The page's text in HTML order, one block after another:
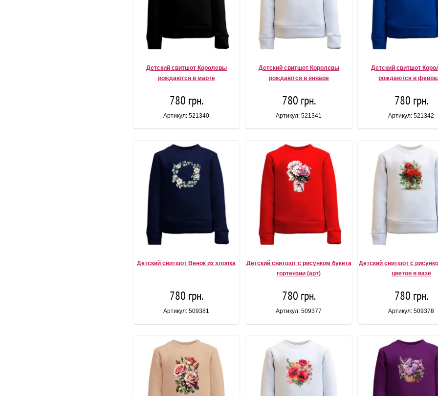
Детский свитшот Королевы
рождаются в марте
780 грн.
Артикул: 521340
Детский свитшот Королевы
рождаются в январе
780 грн.
Артикул: 521341
Детский свитшот
рождаются в
780 грн.
Артикул: 521342
Детский свитшот Венок из хлопка
780 грн.
Артикул: 509381
Детский свитшот с рисунком букета
гортензии (арт)
780 грн.
Артикул: 509377
Детский свитшот с
цветов в вазе
780 грн.
Артикул: 509378